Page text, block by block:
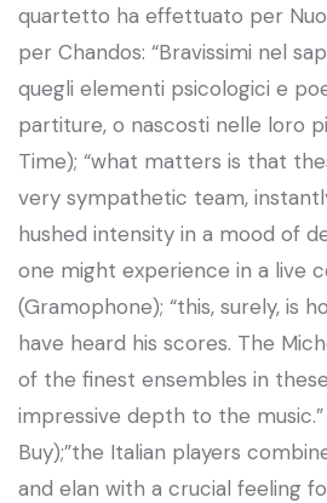
quartetto ha effettuato per
per Chandos: “Bravissimi nel
quegli elementi psicologici e
partiture, o nascosti nelle loro
Time); “what matters is that
very sympathetic team,
hushed intensity in a mood of
one might experience in a live
(Gramophone); “this, surely, is
have heard his scores. The
of the finest ensembles in
impressive depth to the music.”
Buy);”the Italian players
and elan with a crucial feeling